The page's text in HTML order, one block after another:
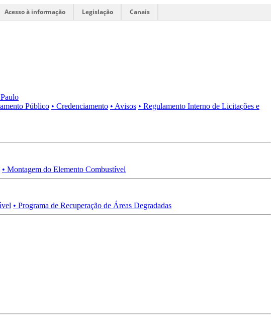
Acesso à informação Legislação Canais
Público • Credenciamento • Avisos • Regulamento Interno de Licitações e
• Montagem do Elemento Combustível
• Programa de Recuperação de Áreas Degradadas